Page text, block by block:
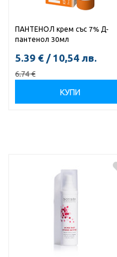
ПАНТЕНОЛ крем със 7% Д-
пантенол 30мл
5.39 € / 10,54 лв.
6.74€
КУПИ